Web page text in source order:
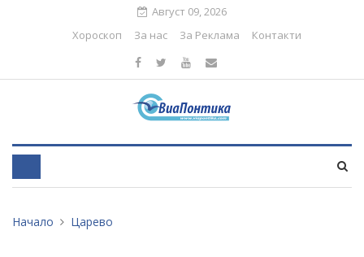
Август 09, 2026
Хороскоп
За нас За Реклама Контакти
Начало Царево